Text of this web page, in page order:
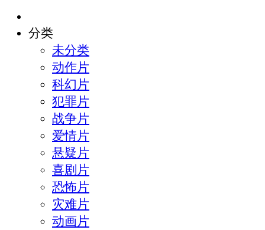
分类
未分类
动作片
科幻片
犯罪片
战争片
爱情片
悬疑片
喜剧片
恐怖片
灾难片
动画片